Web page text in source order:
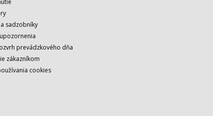
sadzobníky
prevádzkového dňa
zákazníkom
cookies